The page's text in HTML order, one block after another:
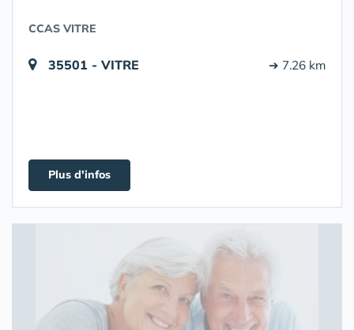
CCAS VITRE
35501 - VITRE ➔ 7.26 km
Plus d'infos